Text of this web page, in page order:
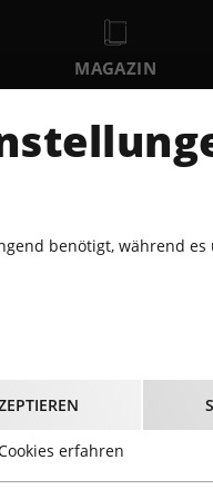
MAGAZIN
MO 11
20:00 Uhr
benötigt, während
erfahren